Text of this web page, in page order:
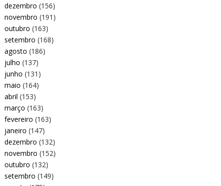
dezembro (156)
novembro (191)
outubro (163)
setembro (168)
agosto (186)
julho (137)
junho (131)
maio (164)
abril (153)
março (163)
fevereiro (163)
janeiro (147)
dezembro (132)
novembro (152)
outubro (132)
setembro (149)